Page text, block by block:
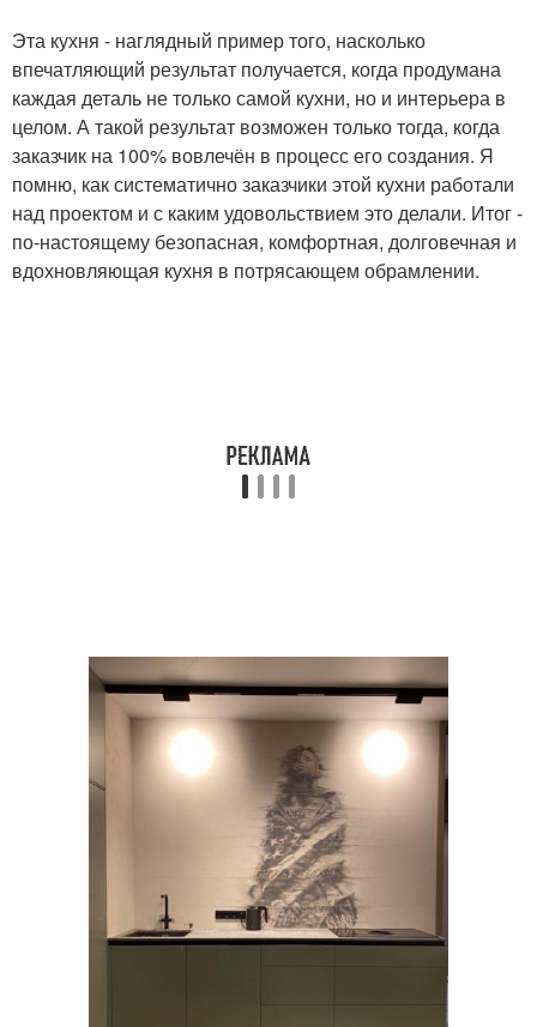
Эта кухня - наглядный пример того, насколько
впечатляющий результат получается, когда продумана
каждая деталь не только самой кухни, но и интерьера в
целом. А такой результат возможен только тогда, когда
заказчик на 100% вовлечён в процесс его создания. Я
помню, как систематично заказчики этой кухни работали
над проектом и с каким удовольствием это делали. Итог -
по-настоящему безопасная, комфортная, долговечная и
вдохновляющая кухня в потрясающем обрамлении.